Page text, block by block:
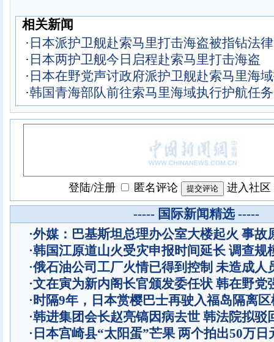
相关新闻
· 日本派护卫舰赴索马里打击海盗被指钻法
· 日本两护卫舰今日启程赴索马里打击海盗
· 日本在野党声讨政府派护卫舰赴索马里海
·韩国青海部队前往索马里海域执行护航任
登陆/注册 匿名评论 进入社区
----- 国际新闻精选 -----
·外媒：巴基斯坦总理办公室大楼起火 事故
·韩国江原道山火受灾申报时间延长 调查规
·俄石油公司工厂火情已得到控制 未造成人
·文在寅为新内阁长官颁发委任状 韩在野党
·时隔9年，日本赏樱巴士再驶入福岛隔离
·韩进集团会长赵亮镐因病去世 韩法院拟驳
· 日本宫崎县“太阳蛋”芒果 两个拍出50万日